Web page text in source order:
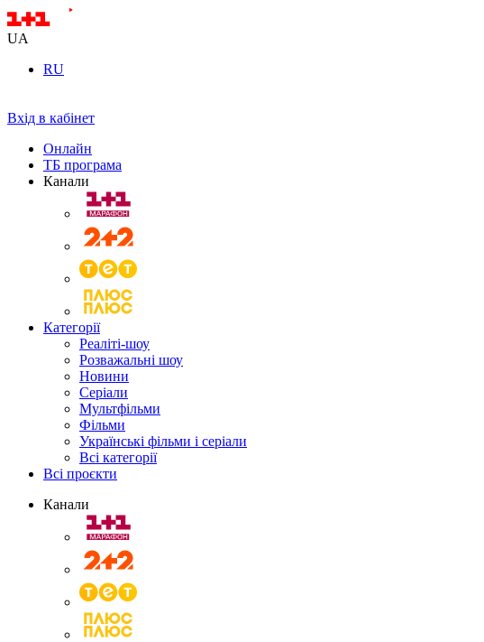
UA
RU
Вхід в кабінет
Онлайн
ТБ програма
Канали
Категорії
Реаліті-шоу
Розважальні шоу
Новини
Серіали
Мультфільми
Фільми
Українські фільми і серіали
Всі категорії
Всі проєкти
Канали